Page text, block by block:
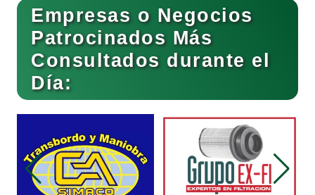
Clubes Deportivos
Cocinas Integrales
Combustibles y Lubricantes
Compresores de aire
Empresas o Negocios
Patrocinados Más
Consultados durante el
Día: